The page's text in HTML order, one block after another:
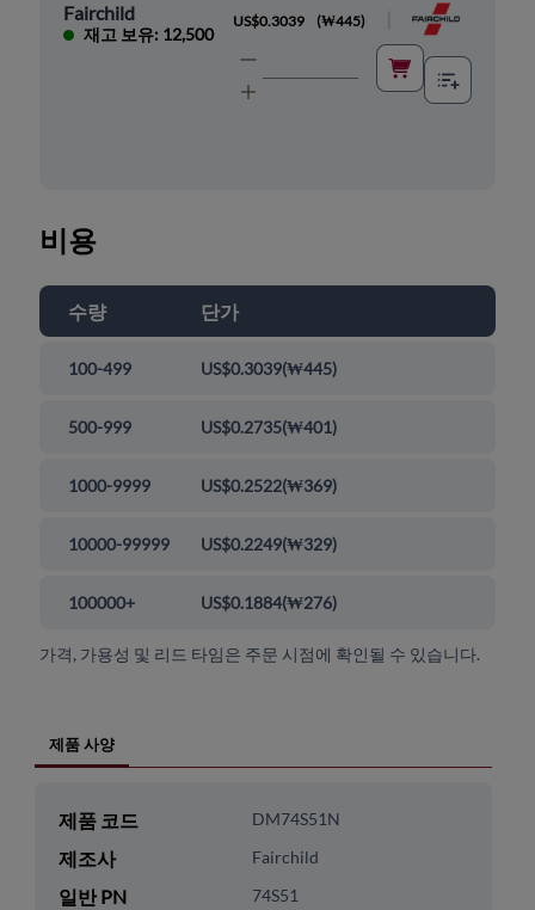
Fairchild
재고 보유: 12,500
US$0.3039 (₩445)
비용
수량 단가
100-499 US$0.3039(₩445)
500-999 US$0.2735(₩401)
1000-9999 US$0.2522(₩369)
10000-99999 US$0.2249(₩329)
100000+ US$0.1884(₩276)
가격, 가용성 및 리드 타임은 주문 시점에 확인될 수 있습니다.
제품 사양
제품 코드 DM74S51N
제조사 Fairchild
일반 PN 74S51